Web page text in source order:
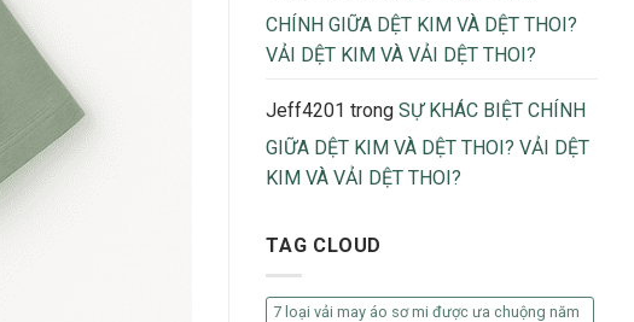
CHÍNH GIỮA DỆT KIM VÀ DỆT THOI?
VẢI DỆT KIM VÀ VẢI DỆT THOI?
Jeff4201 trong SỰ KHÁC BIỆT CHÍNH
GIỮA DỆT KIM VÀ DỆT THOI? VẢI DỆT
KIM VÀ VẢI DỆT THOI?
TAG CLOUD
7 loại vải may áo sơ mi được ưa chuộng năm